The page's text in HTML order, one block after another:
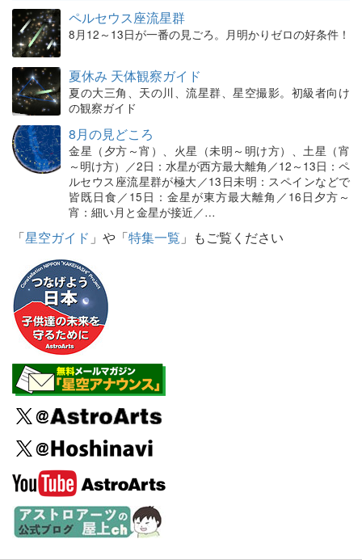
ペルセウス座流星群
8月12～13日が一番の見ごろ。月明かりゼロの好条件！
夏休み 天体観察ガイド
夏の大三角、天の川、流星群、星空撮影。初級者向け
の観察ガイド
8月の見どころ
金星（夕方～宵）、火星（未明～明け方）、土星（宵
～明け方）／2日：水星が西方最大離角／12～13日：ペ
ルセウス座流星群が極大／13日未明：スペインなどで
皆既日食／15日：金星が東方最大離角／16日夕方～
宵：細い月と金星が接近／…
「星空ガイド 」や「特集一覧 」もご覧ください